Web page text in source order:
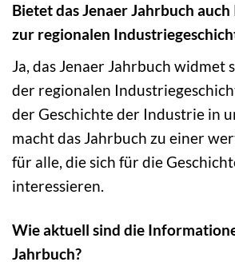
Bietet das Jenaer Jahrbuch
zur regionalen
Ja, das Jenaer Jahrbuch widmet
der regionalen
der Geschichte der Industrie in
macht das Jahrbuch zu einer
für alle, die sich für die
interessieren.
Wie aktuell sind die
Jahrbuch?